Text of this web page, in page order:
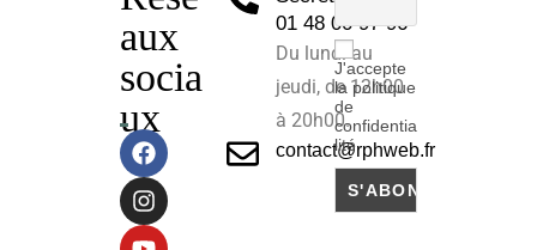
aux
socia
ux
01 48 00 97 96
Du lundi au
jeudi, de 12h00
à 20h00.
contact@rphweb.fr
J'accepte
la politique
de
confidentia
lité